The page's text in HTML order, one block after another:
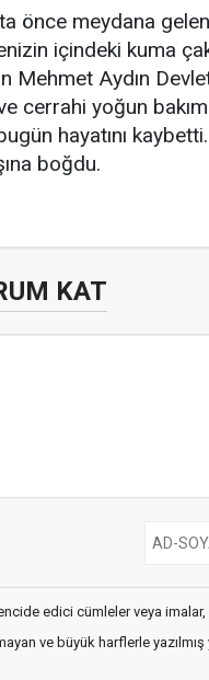
önce meydana
içindeki kuma
Mehmet Aydın
cerrahi yoğun
hayatını
boğdu.
KAT
edici cümleler veya imalar,
ve büyük harflerle